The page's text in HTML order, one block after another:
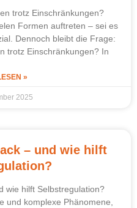
trotz Einschränkungen?
Formen auftreten – sei es
Dennoch bleibt die Frage:
trotz Einschränkungen? In
»
2025
– und wie hilft
wie hilft Selbstregulation?
und komplexe Phänomene,